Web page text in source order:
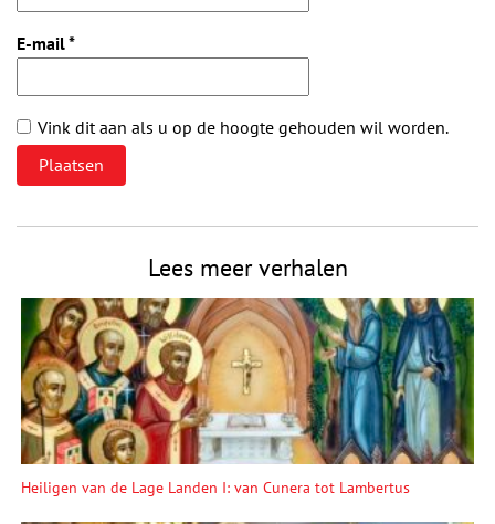
E-mail*
Vink dit aan als u op de hoogte gehouden wil worden.
Lees meer verhalen
Heiligen van de Lage Landen I: van Cunera tot Lambertus